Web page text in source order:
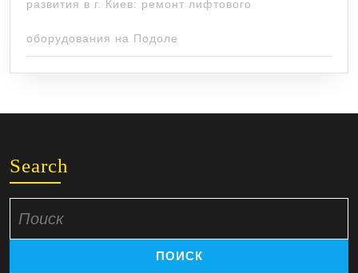
развития в г. Киев: ремонт лифтового
оборудования на Подоле
Search
по: